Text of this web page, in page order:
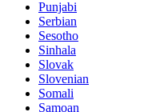
Punjabi
Serbian
Sesotho
Sinhala
Slovak
Slovenian
Somali
Samoan